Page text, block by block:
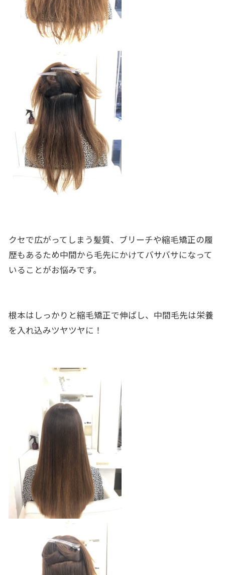
クセで広がってしまう髪質、ブリーチや縮毛矯正の履
歴もあるため中間から毛先にかけてバサバサになって
いることがお悩みです。
根本はしっかりと縮毛矯正で伸ばし、中間毛先は栄養
を入れ込みツヤツヤに！